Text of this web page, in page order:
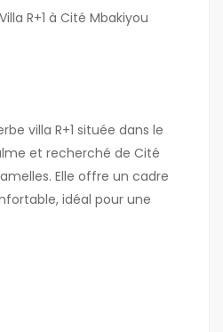
R+1 à Cité Mbakiyou
villa R+1 située dans le
et recherché de Cité
Elle offre un cadre
idéal pour une